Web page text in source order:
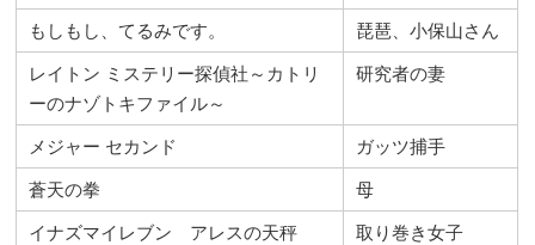
もしもし、てるみです。
琵琶、小保山さん
レイトン ミステリー探偵社～カトリ
ーのナゾトキファイル～
研究者の妻
メジャー セカンド
ガッツ捕手
蒼天の拳
母
イナズマイレブン アレスの天秤
取り巻き女子